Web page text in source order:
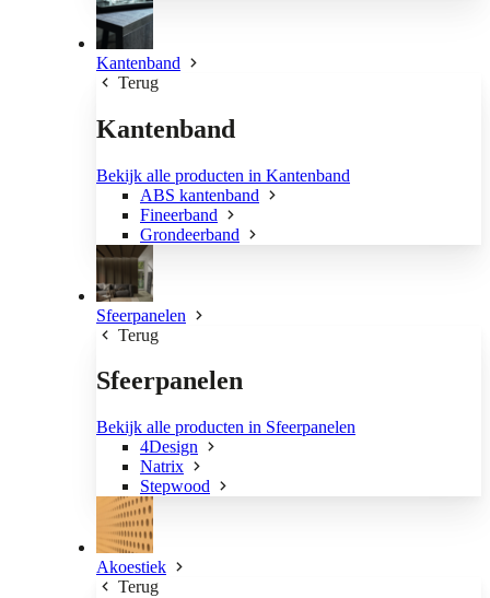
Kantenband
Terug
Kantenband
Bekijk alle producten in Kantenband
ABS kantenband
Fineerband
Grondeerband
Sfeerpanelen
Terug
Sfeerpanelen
Bekijk alle producten in Sfeerpanelen
4Design
Natrix
Stepwood
Akoestiek
Terug